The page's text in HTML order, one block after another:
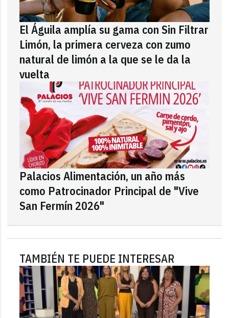
El Águila amplía su gama con Sin Filtrar
Limón, la primera cerveza con zumo
natural de limón a la que se le da la
vuelta
Palacios Alimentación, un año más
como Patrocinador Principal de "Vive
San Fermín 2026"
TAMBIÉN TE PUEDE INTERESAR